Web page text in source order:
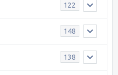
122
148
138